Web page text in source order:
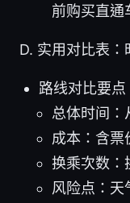
前购买直通
D. 实用对比表
路线对比要点
总体时间：
成本：含票
换乘次数：
风险点：天